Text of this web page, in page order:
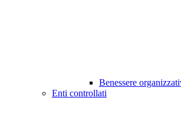
Benessere
Enti controllati